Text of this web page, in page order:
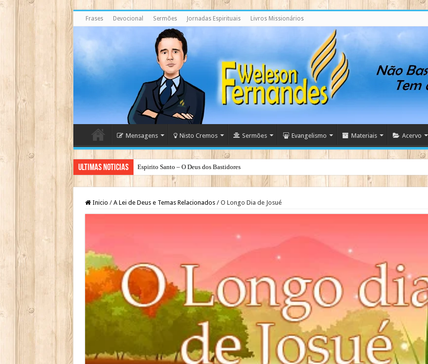
Frases Devocional Sermões Jornadas Espirituais Livros Missionários
Mensagens Nisto Cremos Sermões Evangelismo Materiais Acervo
Ultimas Noticias Espirito Santo – O Deus dos Bastidores
Inicio / A Lei de Deus e Temas Relacionados / O Longo Dia de Josué